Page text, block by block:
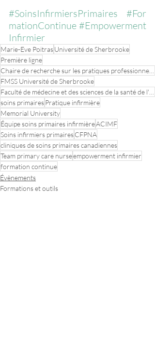
#SoinsInfirmiersPrimaires
#For
mationContinue #Empowerment
Infirmier
Marie-Eve PoitrasUniversité de Sherbrooke
Première ligne
FMSS Université de Sherbrooke
soins primairesPratique infirmière
Memorial University
Équipe soins primaires infirmièreACIMF
Soins infirmiers primairesCFPNA
cliniques de soins primaires canadiennes
Team primary care nurseempowerment infirmier
formation continue
Évènements
Formations et outils